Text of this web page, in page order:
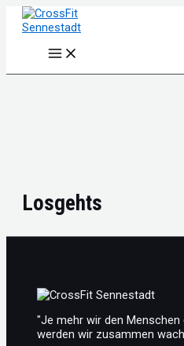
Zum
Inhalt
Main
Menu
Losgehts
"Je mehr wir den
werden wir zusammen